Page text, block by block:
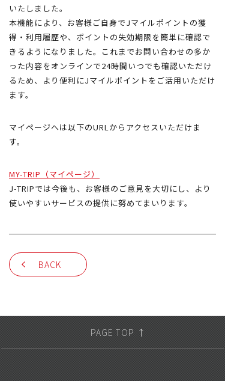
いたしました。
本機能により、お客様ご自身でJマイルポイントの獲
得・利用履歴や、ポイントの失効期限を簡単に確認で
きるようになりました。これまでお問い合わせの多か
った内容をオンラインで24時間いつでも確認いただけ
るため、より便利にJマイルポイントをご活用いただけ
ます。
マイページへは以下のURLからアクセスいただけま
す。
MY-TRIP（マイページ）
J-TRIPでは今後も、お客様のご意見を大切にし、より
使いやすいサービスの提供に努めてまいります。
BACK
PAGE TOP ↑